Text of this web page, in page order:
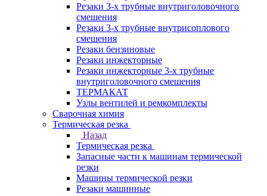
Резаки 3-х трубные внутриголовочного
смешения
Резаки 3-х трубные внутрисоплового
смешения
Резаки бензиновые
Резаки инжекторные
Резаки инжекторные 3-х трубные
внутриголовочного смешения
ТЕРМАКАТ
Узлы вентилей и ремкомплекты
Сварочная химия
Термическая резка
Назад
Термическая резка
Запасные части к машинам термической
резки
Машины термической резки
Резаки машинные